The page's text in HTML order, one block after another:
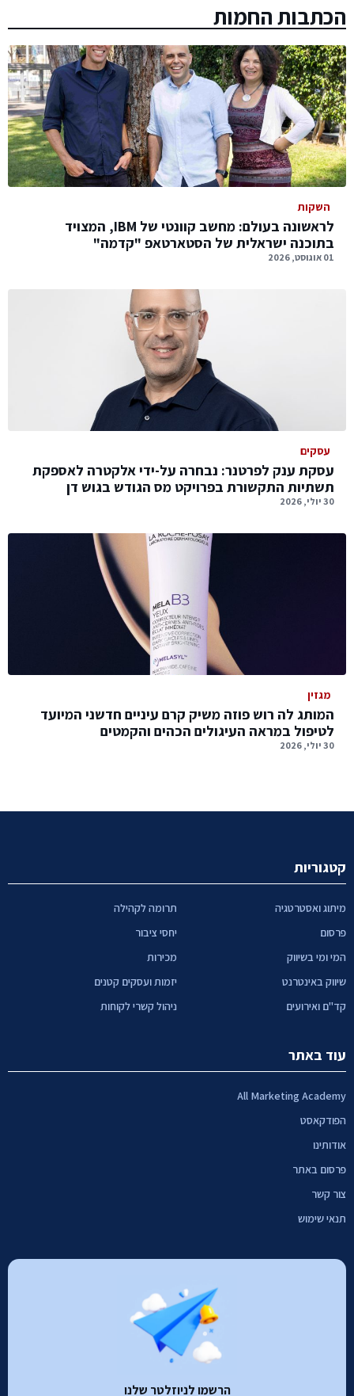
הכתבות החמות
השקות
לראשונה בעולם: מחשב קוונטי של IBM, המצויד
בתוכנה ישראלית של הסטארטאפ "קדמה"
01 אוגוסט, 2026
עסקים
עסקת ענק לפרטנר: נבחרה על-ידי אלקטרה לאספקת
תשתיות התקשורת בפרויקט מס הגודש בגוש דן
30 יולי, 2026
מגזין
המותג לה רוש פוזה משיק קרם עיניים חדשני המיועד
לטיפול במראה העיגולים הכהים והקמטים
30 יולי, 2026
קטגוריות
מיתוג ואסטרטגיה
פרסום
המי ומי בשיווק
שיווק באינטרנט
קד"ם ואירועים
תרומה לקהילה
יחסי ציבור
מכירות
יזמות ועסקים קטנים
ניהול קשרי לקוחות
עוד באתר
All Marketing Academy
הפודקאסט
אודותינו
פרסום באתר
צור קשר
תנאי שימוש
הרשמו לניוזלטר שלנו